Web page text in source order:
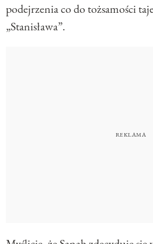
podejrzenia co do tożsamości
„Stanisława”.